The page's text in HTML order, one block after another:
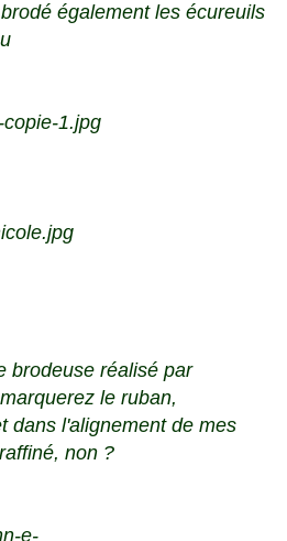
également les écureuils
brodeuse réalisé par
le ruban,
dans l'alignement de mes
non ?